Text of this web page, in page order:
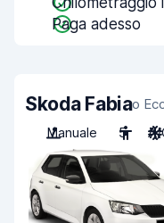
Paga adesso
Skoda Fabiao
Manuale
5 A/